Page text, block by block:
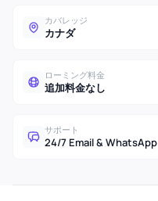
カバレッジ
カナダ
ローミング料金
追加料金なし
サポート
24/7 Email & WhatsApp